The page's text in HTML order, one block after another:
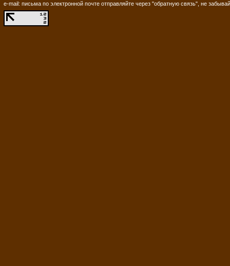
e-mail: письма по электронной почте отправляйте через "обратную связь", не